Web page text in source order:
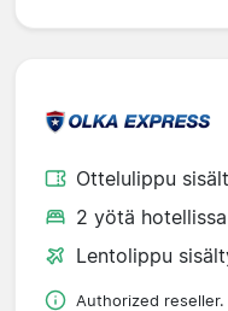
Ottelulippu
2 yötä
Lentolippu
Authorized